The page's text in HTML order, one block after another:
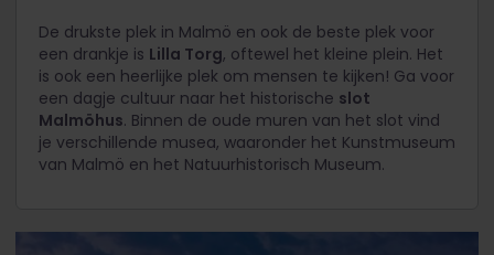
De drukste plek in Malmö en ook de beste plek voor
een drankje is Lilla Torg, oftewel het kleine plein. Het
is ook een heerlijke plek om mensen te kijken! Ga voor
een dagje cultuur naar het historische slot
Malmöhus. Binnen de oude muren van het slot vind
je verschillende musea, waaronder het Kunstmuseum
van Malmö en het Natuurhistorisch Museum.